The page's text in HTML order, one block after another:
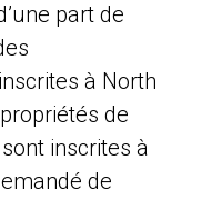
part de
à North
de
inscrites à
de